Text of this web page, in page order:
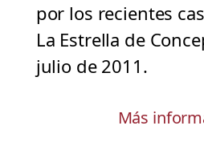
por los recientes
La Estrella de
julio de 2011.
Más